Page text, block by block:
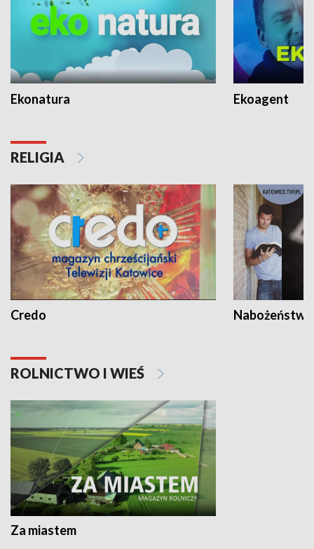
Ekonatura Ekoagent
RELIGIA
Credo
ROLNICTWO I WIEŚ
Za miastem